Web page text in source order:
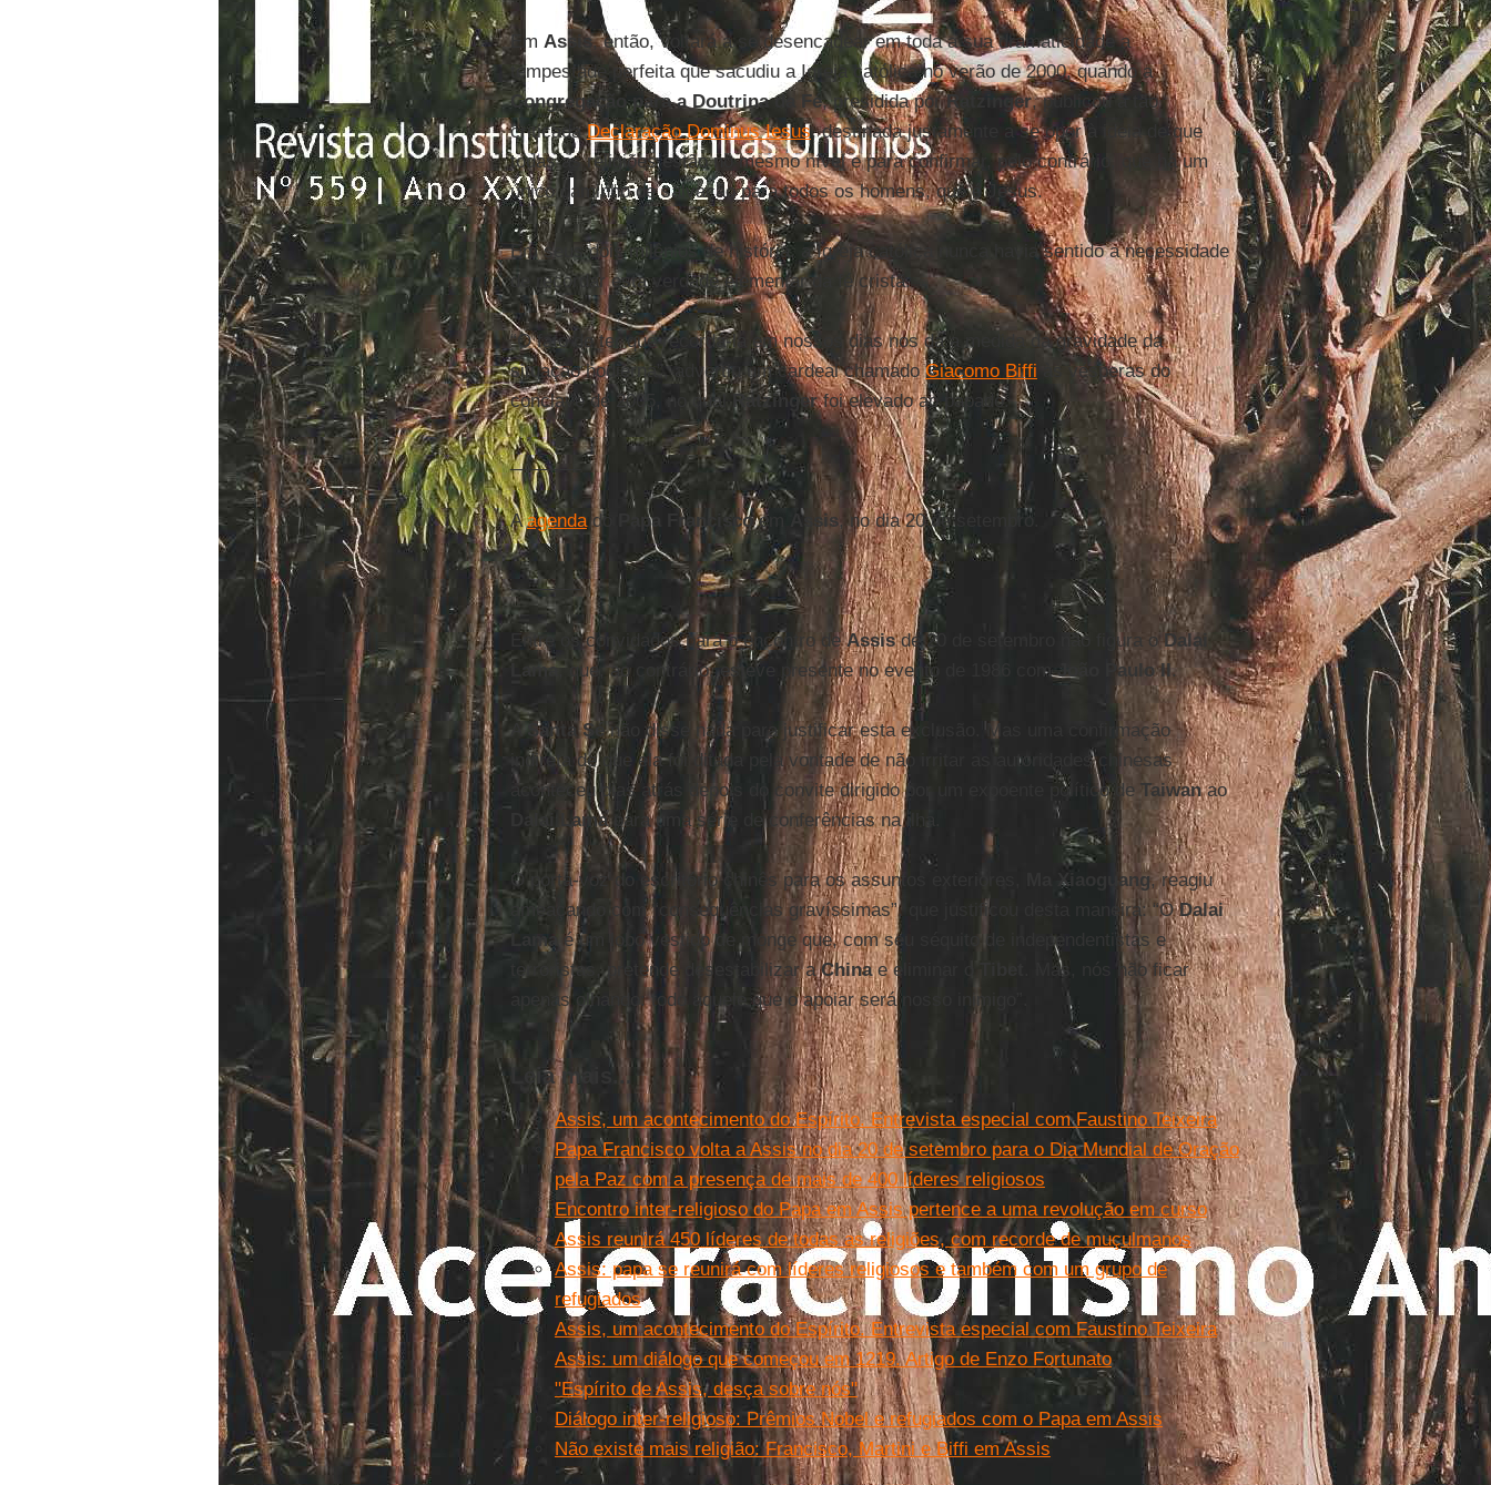
Em Assis, então, voltará a se desencadear em toda a sua dramaticidade a
tempestade perfeita que sacudiu a Igreja católica no verão de 2000, quando a
Congregação para a Doutrina da Fé, presidida porRatzinger, publicou a tão
criticadaDeclaração Dominus Iesus, destinada justamente a se opor à ideia de que
todas as religiões estão no mesmo nível e para confirmar, pelo contrário, que há um
único caminho de salvação para todos os homens, que é Jesus.
Em seus dois milênios de história, a Igreja católica nunca havia sentido a necessidade
de recordar esta verdade elementar da fé cristã.
“O fato de ter que recordá-la em nossos dias nos dá a medida da gravidade da
situação hodierna”, advertiu um cardeal chamadoGiacomo Biffi às vésperas do
conclave de 2005, no qual Ratzingerfoi elevado ao papado.
_______
Aagendado Papa Franciscoem Assis, no dia 20 de setembro.
_______
Entre os convidados para o encontro deAssisde 20 de setembro não figura oDalai
Lama , que, ao contrário, esteve presente no evento de 1986 comJoão Paulo II.
ASanta Sénão disse nada para justificar esta exclusão. Mas uma confirmação
indireta de que ela foi ditada pela vontade de não irritar as autoridades chinesas
aconteceu dias atrás depois do convite dirigido por um expoente político de Taiwanao
Dalai Lamapara uma série de conferências na ilha.
O porta-voz do escritório chinês para os assuntos exteriores, Ma Xiaoguang, reagiu
ameaçando com “consequências gravíssimas”, que justificou desta maneira: “ODalai
Lama é um lobo vestido de monge que, com seu séquito de independentistas e
terroristas, pretende desestabilizar aChinae eliminar o
. Mas, nós não ficar
apenas olhando: todo aquele que o apoiar será nosso inimigo”.
Leia mais...
Assis, um acontecimento do Espírito. Entrevista especial com Faustino Teixeira
Papa Francisco volta a Assis no dia 20 de setembro para o Dia Mundial de Oração
pela Paz com a presença de mais de 400 líderes religiosos
Encontro inter-religioso do Papa em Assis pertence a uma revolução em curso
Assis reunirá 450 líderes de todas as religiões, com recorde de muçulmanos
Assis: papa se reunirá com líderes religiosos e também com um grupo de
refugiados
Assis, um acontecimento do Espírito. Entrevista especial com Faustino Teixeira
Assis: um diálogo que começou em 1219. Artigo de Enzo Fortunato
"Espírito de Assis, desça sobre nós"
Diálogo inter-religioso: Prêmios Nobel e refugiados com o Papa em Assis
Não existe mais religião: Francisco, Martini e Biffi em Assis